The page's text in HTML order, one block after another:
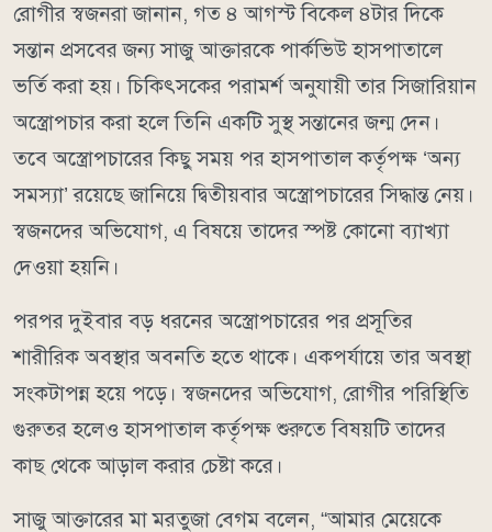
রোগীর স্বজনরা জানান, গত ৪ আগস্ট বিকেল ৪টার দিকে
সন্তান প্রসবের জন্য সাজু আক্তারকে পার্কভিউ হাসপাতালে
ভর্তি করা হয়। চিকিৎসকের পরামর্শ অনুযায়ী তার সিজারিয়ান
অস্ত্রোপচার করা হলে তিনি একটি সুস্থ সন্তানের জন্ম দেন।
তবে অস্ত্রোপচারের কিছু সময় পর হাসপাতাল কর্তৃপক্ষ ‘অন্য
সমস্যা’ রয়েছে জানিয়ে দ্বিতীয়বার অস্ত্রোপচারের সিদ্ধান্ত নেয়।
স্বজনদের অভিযোগ, এ বিষয়ে তাদের স্পষ্ট কোনো ব্যাখ্যা
দেওয়া হয়নি।
পরপর দুইবার বড় ধরনের অস্ত্রোপচারের পর প্রসূতির
শারীরিক অবস্থার অবনতি হতে থাকে। একপর্যায়ে তার অবস্থা
সংকটাপন্ন হয়ে পড়ে। স্বজনদের অভিযোগ, রোগীর পরিস্থিতি
গুরুতর হলেও হাসপাতাল কর্তৃপক্ষ শুরুতে বিষয়টি তাদের
কাছ থেকে আড়াল করার চেষ্টা করে।
সাজু আক্তারের মা মরতুজা বেগম বলেন, “আমার মেয়েকে